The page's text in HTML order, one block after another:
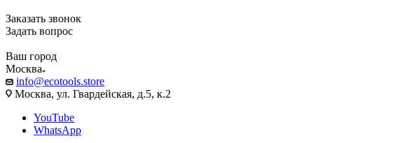
Заказать звонок
Задать вопрос
Ваш город
Москва
info@ecotools.store
Москва, ул. Гвардейская, д.5, к.2
YouTube
WhatsApp